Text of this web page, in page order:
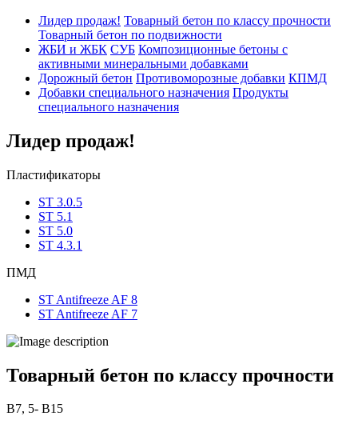
Лидер продаж! Товарный бетон по классу прочности
Товарный бетон по подвижности
ЖБИ и ЖБК СУБ Композиционные бетоны с
активными минеральными добавками
Дорожный бетон Противоморозные добавки КПМД
Добавки специального назначения Продукты
специального назначения
Лидер продаж!
Пластификаторы
ST 3.0.5
ST 5.1
ST 5.0
ST 4.3.1
ПМД
ST Antifreeze AF 8
ST Antifreeze AF 7
Товарный бетон по классу прочности
В7, 5- В15